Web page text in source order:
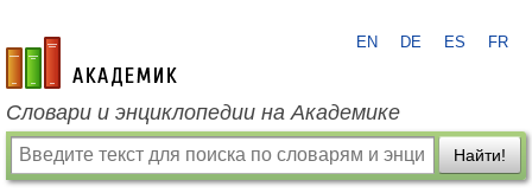
academic.ru
EN DE ES FR
Словари и энциклопедии на Академике
Найти!